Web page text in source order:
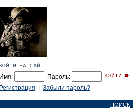
Имя:
Пароль:
Регистрация
Забыли пароль?
ПОИСК